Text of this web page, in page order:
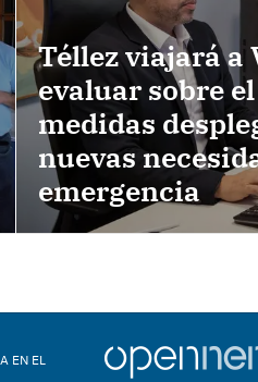
Téllez viajará a
evaluar sobre
medidas
nuevas
emergencia
EN EL